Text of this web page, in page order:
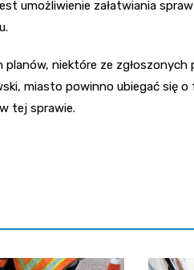
umożliwienie załatwiania
niektóre ze zgłoszonych
miasto powinno ubiegać się
tej sprawie.